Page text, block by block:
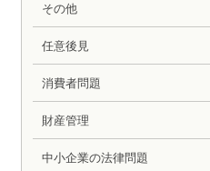
その他
任意後見
消費者問題
財産管理
中小企業の法律問題